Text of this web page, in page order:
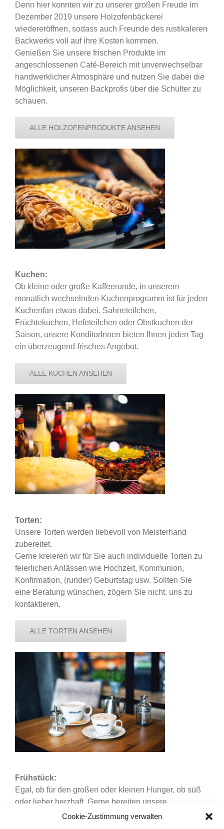
Cookie-Zustimmung verwalten
Denn hier konnten wir zu unserer großen Freude im
Dezember 2019 unsere Holzofenbäckerei
wiedereröffnen, sodass auch Freunde des rustikaleren
Backwerks voll auf ihre Kosten kommen.
Genießen Sie unsere frischen Produkte im
angeschlossenen Café-Bereich mit unverwechselbar
handwerklicher Atmosphäre und nutzen Sie dabei die
Möglichkeit, unseren Backprofis über die Schulter zu
schauen.
ALLE HOLZOFENPRODUKTE ANSEHEN
Kuchen:
Ob kleine oder große Kaffeerunde, in unserem
monatlich wechselnden Kuchenprogramm ist für jeden
Kuchenfan etwas dabei. Sahneteilchen,
Früchtekuchen, Hefeteilchen oder Obstkuchen der
Saison, unsere KonditorInnen bieten Ihnen jeden Tag
ein überzeugend-frisches Angebot.
ALLE KUCHEN ANSEHEN
Torten:
Unsere Torten werden liebevoll von Meisterhand
zubereitet.
Gerne kreieren wir für Sie auch individuelle Torten zu
feierlichen Anlässen wie Hochzeit, Kommunion,
Konfirmation, (runder) Geburtstag usw. Sollten Sie
eine Beratung wünschen, zögern Sie nicht, uns zu
kontaktieren.
ALLE TORTEN ANSEHEN
Frühstück:
Egal, ob für den großen oder kleinen Hunger, ob süß
oder lieber herzhaft. Gerne bereiten unsere
FachverkäuferInnen Ihnen Ihr Frühstück frisch zu.